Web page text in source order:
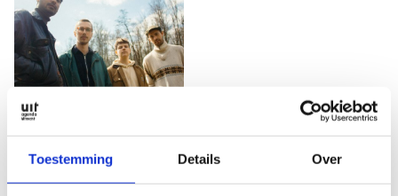
Toestemming Details Over
april
Strip-act Ranzige